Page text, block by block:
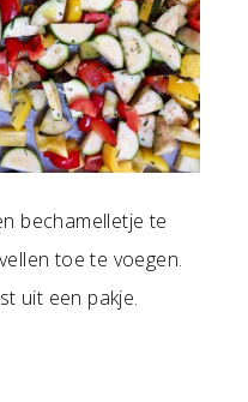
bechamelletje te
toe te voegen.
uit een pakje.